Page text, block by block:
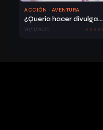
ACCIÓN · AVENTURA
¿Queria hacer divulgaciónes científicas, pero todas mis fans resultaron ser brujas?
26/11/2025